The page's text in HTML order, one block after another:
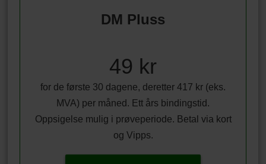
DM Pluss
49 kr
for de første 30 dagene, deretter 417 kr (eks.
MVA) per måned. Ett års bindingstid.
Oppsigelse mulig i prøveperiode. Betal via kort
og Vipps.